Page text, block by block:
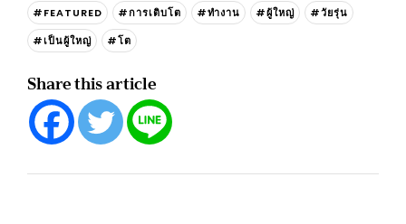
#FEATURED #การเติบโต #ทำงาน #ผู้ใหญ่
#วัยรุ่น
#เป็นผู้ใหญ่
#โต
Share this article